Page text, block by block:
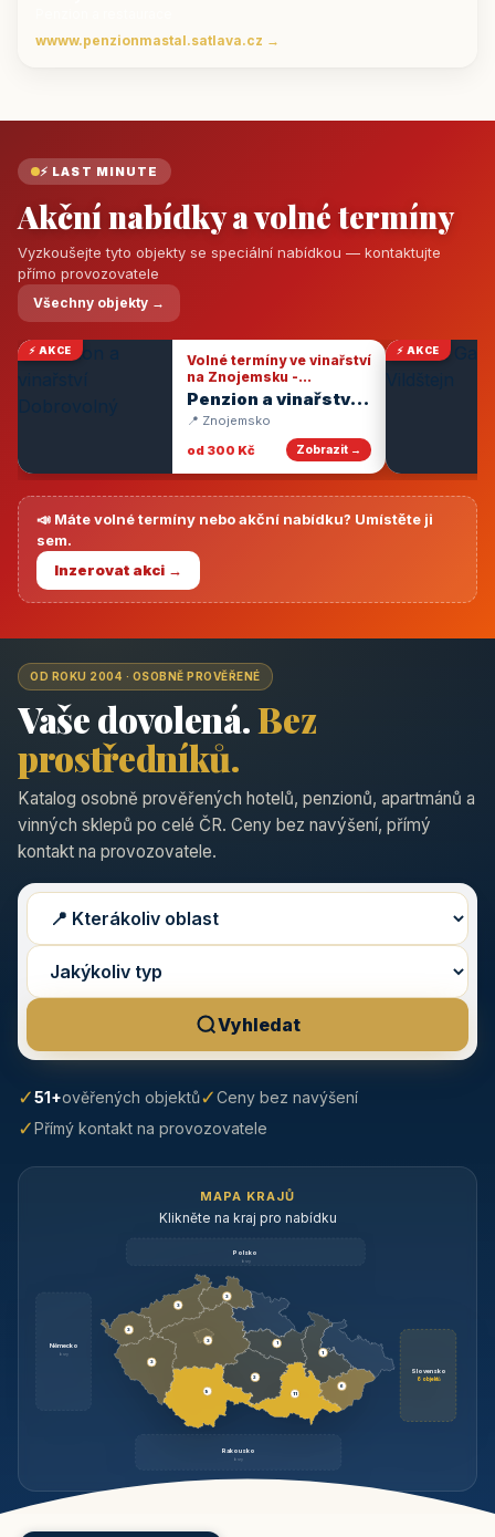
wwww.penzionmastal.satlava.cz →
⚡ LAST MINUTE
Akční nabídky a volné termíny
Vyzkoušejte tyto objekty se speciální nabídkou — kontaktujte
přímo provozovatele
Všechny objekty →
⚡ AKCE
Volné termíny ve vinařství
na Znojemsku -
degustace vín
Penzion a vinařství
Dobrovolný
📍 Znojemsko
od 300 Kč
Zobrazit →
⚡ AKCE
📣 Máte volné termíny nebo akční nabídku? Umístěte ji
sem.
Inzerovat akci →
OD ROKU 2004 · OSOBNĚ PROVĚŘENÉ
Vaše dovolená.Bez
prostředníků.
Katalog osobně prověřených hotelů, penzionů, apartmánů a
vinných sklepů po celé ČR. Ceny bez navýšení, přímý
kontakt na provozovatele.
Vyhledat
✓51+ověřených objektů✓Ceny bez navýšení
✓Přímý kontakt na provozovatele
MAPA KRAJŮ
Klikněte na kraj pro nabídku
Polsko
brzy
Německo
brzy
Slovensko
6 objektů
Rakousko
brzy
3
9
3
3
3
3
1
2
11
1
6